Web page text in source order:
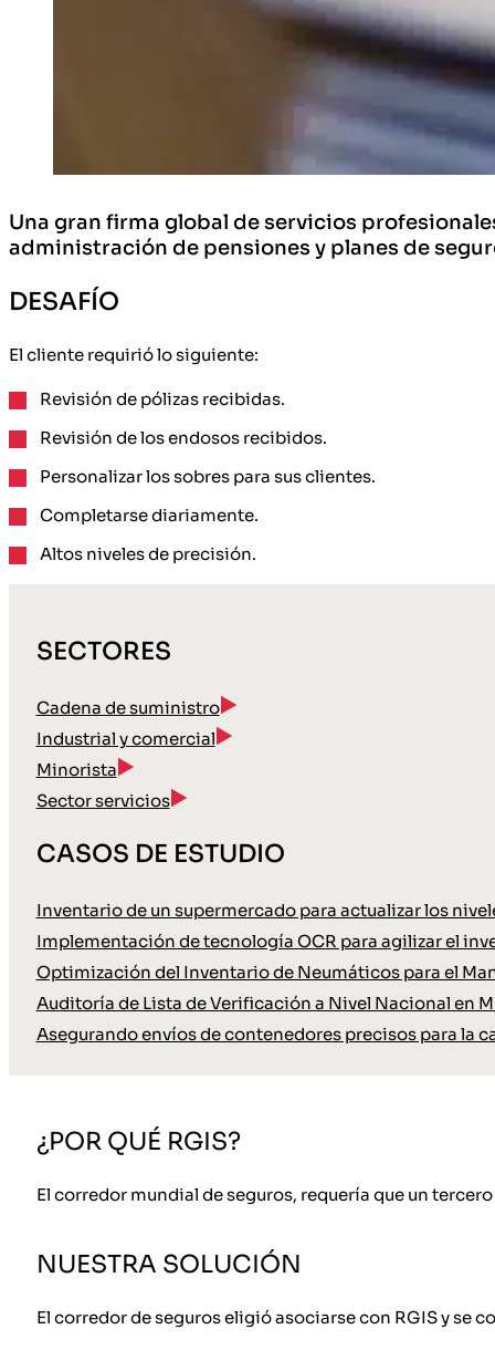
Una gran firma global de servicios
administración de pensiones y planes de
DESAFÍO
El cliente requirió lo siguiente:
Revisión de pólizas recibidas.
Revisión de los endosos recibidos.
Personalizar los sobres para sus clientes.
Completarse diariamente.
Altos niveles de precisión.
SECTORES
Cadena de suministro
Industrial y comercial
Minorista
Sector servicios
CASOS DE ESTUDIO
Inventario de un supermercado para actualizar los
Implementación de tecnología OCR para agilizar el
Optimización del Inventario de Neumáticos para el
Auditoría de Lista de Verificación a Nivel Nacional en
Asegurando envíos de contenedores precisos para la
¿POR QUÉ RGIS?
El corredor mundial de seguros, requería que un
NUESTRA SOLUCIÓN
El corredor de seguros eligió asociarse con RGIS y se